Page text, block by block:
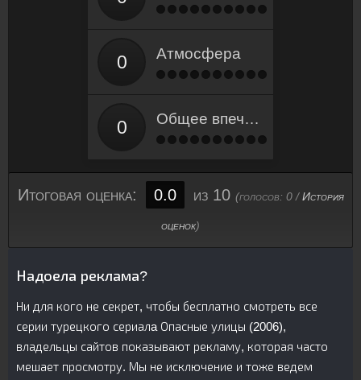
Атмосфера
Общее впечатление
Итоговая оценка: 0.0 из 10 (голосов: 0/История
оценок)
Надоела реклама?
Ни для кого не секрет, чтобы бесплатно смотреть все
серии турецкого сериалa Опасные улицы (2006),
владельцы сайтов показывают рекламу, которая часто
мешает просмотру. Мы не исключение и тоже ведем